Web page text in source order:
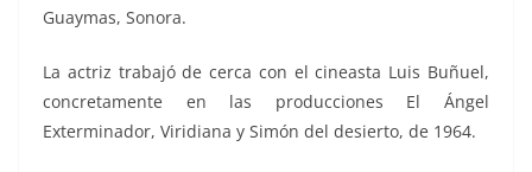
Guaymas, Sonora.
La actriz trabajó de cerca con el cineasta Luis Buñuel,
concretamente en las producciones El Ángel
Exterminador, Viridiana y Simón del desierto, de 1964.